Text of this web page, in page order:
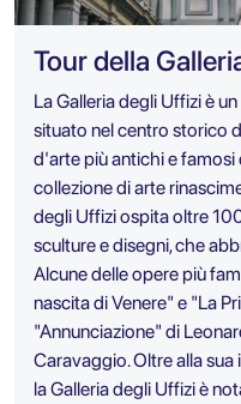
Tour della
La Galleria degli Uffizi è
situato nel centro storico
d'arte più antichi e famosi
collezione di arte
degli Uffizi ospita oltre
sculture e disegni, che
Alcune delle opere più
nascita di Venere" e "La
"Annunciazione" di
Caravaggio. Oltre alla
la Galleria degli Uffizi è